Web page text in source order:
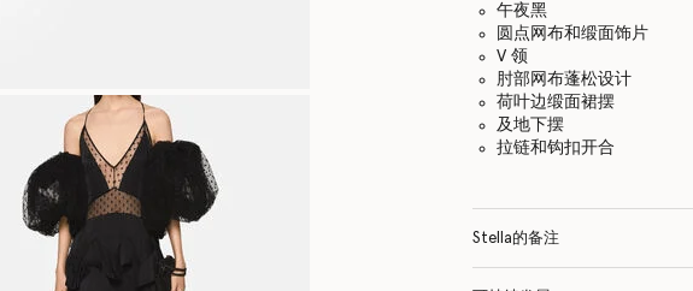
午夜黑
圆点网布和缎面饰片
V 领
肘部网布蓬松设计
荷叶边缎面裙摆
及地下摆
拉链和钩扣开合
Stella的备注